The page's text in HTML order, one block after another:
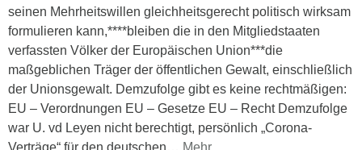
seinen Mehrheitswillen gleichheitsgerecht politisch wirksam
formulieren kann,****bleiben die in den Mitgliedstaaten
verfassten Völker der Europäischen Union***die
maßgeblichen Träger der öffentlichen Gewalt, einschließlich
der Unionsgewalt. Demzufolge gibt es keine rechtmäßigen:
EU – Verordnungen EU – Gesetze EU – Recht Demzufolge
war U. vd Leyen nicht berechtigt, persönlich „Corona-
Verträge“ für den deutschen… Mehr